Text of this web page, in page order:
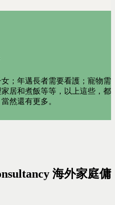
；年邁長者需要看護；寵物需
居和煮飯等等，以上這些，都
然還有更多。
海外家庭傭